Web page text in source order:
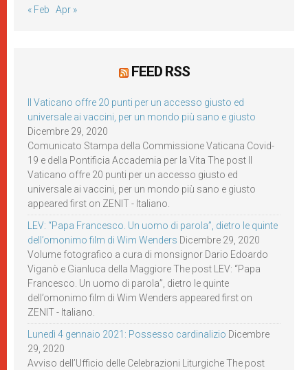
« Feb Apr »
FEED RSS
Il Vaticano offre 20 punti per un accesso giusto ed
universale ai vaccini, per un mondo più sano e giusto
Dicembre 29, 2020
Comunicato Stampa della Commissione Vaticana Covid-
19 e della Pontificia Accademia per la Vita The post Il
Vaticano offre 20 punti per un accesso giusto ed
universale ai vaccini, per un mondo più sano e giusto
appeared first on ZENIT - Italiano.
LEV: “Papa Francesco. Un uomo di parola”, dietro le quinte
dell’omonimo film di Wim Wenders Dicembre 29, 2020
Volume fotografico a cura di monsignor Dario Edoardo
Viganò e Gianluca della Maggiore The post LEV: “Papa
Francesco. Un uomo di parola”, dietro le quinte
dell’omonimo film di Wim Wenders appeared first on
ZENIT - Italiano.
Lunedì 4 gennaio 2021: Possesso cardinalizio Dicembre
29, 2020
Avviso dell’Ufficio delle Celebrazioni Liturgiche The post